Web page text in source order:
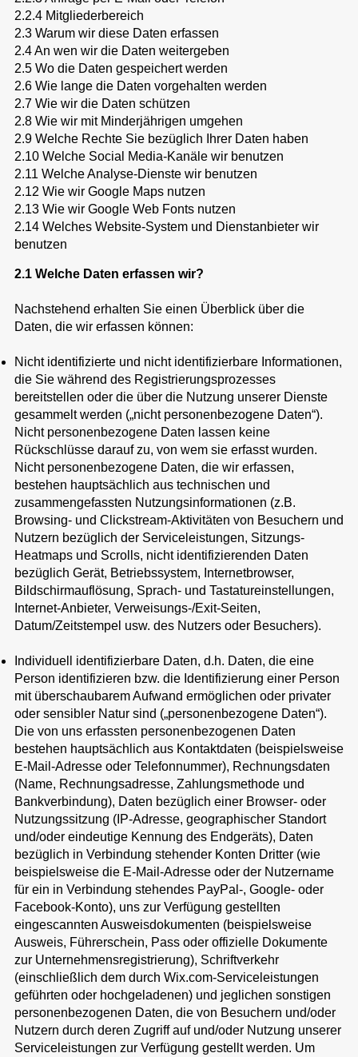
2.2.4 Mitgliederbereich
2.3 Warum wir diese Daten erfassen
2.4 An wen wir die Daten weitergeben
2.5 Wo die Daten gespeichert werden
2.6 Wie lange die Daten vorgehalten werden
2.7 Wie wir die Daten schützen
2.8 Wie wir mit Minderjährigen umgehen
2.9 Welche Rechte Sie bezüglich Ihrer Daten haben
2.10 Welche Social Media-Kanäle wir benutzen
2.11 Welche Analyse-Dienste wir benutzen
2.12 Wie wir Google Maps nutzen
2.13 Wie wir Google Web Fonts nutzen
2.14 Welches Website-System und Dienstanbieter wir
benutzen
2.1 Welche Daten erfassen wir?
Nachstehend erhalten Sie einen Überblick über die
Daten, die wir erfassen können:
Nicht identifizierte und nicht identifizierbare Informationen,
die Sie während des Registrierungsprozesses
bereitstellen oder die über die Nutzung unserer Dienste
gesammelt werden („nicht personenbezogene Daten“).
Nicht personenbezogene Daten lassen keine
Rückschlüsse darauf zu, von wem sie erfasst wurden.
Nicht personenbezogene Daten, die wir erfassen,
bestehen hauptsächlich aus technischen und
zusammengefassten Nutzungsinformationen (z.B.
Browsing- und Clickstream-Aktivitäten von Besuchern und
Nutzern bezüglich der Serviceleistungen, Sitzungs-
Heatmaps und Scrolls, nicht identifizierenden Daten
bezüglich Gerät, Betriebssystem, Internetbrowser,
Bildschirmauflösung, Sprach- und Tastatureinstellungen,
Internet-Anbieter, Verweisungs-/Exit-Seiten,
Datum/Zeitstempel usw. des Nutzers oder Besuchers).
Individuell identifizierbare Daten, d.h. Daten, die eine
Person identifizieren bzw. die Identifizierung einer Person
mit überschaubarem Aufwand ermöglichen oder privater
oder sensibler Natur sind („personenbezogene Daten“).
Die von uns erfassten personenbezogenen Daten
bestehen hauptsächlich aus Kontaktdaten (beispielsweise
E-Mail-Adresse oder Telefonnummer), Rechnungsdaten
(Name, Rechnungsadresse, Zahlungsmethode und
Bankverbindung), Daten bezüglich einer Browser- oder
Nutzungssitzung (IP-Adresse, geographischer Standort
und/oder eindeutige Kennung des Endgeräts), Daten
bezüglich in Verbindung stehender Konten Dritter (wie
beispielsweise die E-Mail-Adresse oder der Nutzername
für ein in Verbindung stehendes PayPal-, Google- oder
Facebook-Konto), uns zur Verfügung gestellten
eingescannten Ausweisdokumenten (beispielsweise
Ausweis, Führerschein, Pass oder offizielle Dokumente
zur Unternehmensregistrierung), Schriftverkehr
(einschließlich dem durch Wix.com-Serviceleistungen
geführten oder hochgeladenen) und jeglichen sonstigen
personenbezogenen Daten, die von Besuchern und/oder
Nutzern durch deren Zugriff auf und/oder Nutzung unserer
Serviceleistungen zur Verfügung gestellt werden. Um